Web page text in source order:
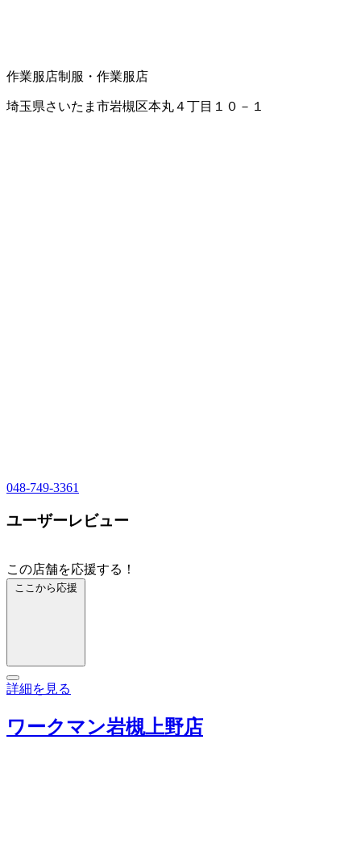
作業服店制服・作業服店
埼玉県さいたま市岩槻区本丸４丁目１０－１
048-749-3361
ユーザーレビュー
この店舗を応援する！
ここから応援
詳細を見る
ワークマン岩槻上野店